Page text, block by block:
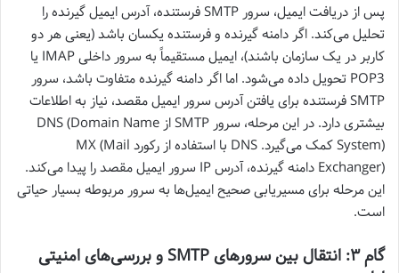
پس از دریافت ایمیل، سرور SMTP فرستنده، آدرس ایمیل گیرنده را
تحلیل می‌کند. اگر دامنه گیرنده و فرستنده یکسان باشد (یعنی هر دو
کاربر در یک سازمان باشند)، ایمیل مستقیماً به سرور داخلی IMAP یا
POP3 تحویل داده می‌شود. اما اگر دامنه گیرنده متفاوت باشد، سرور
SMTP فرستنده برای یافتن آدرس سرور ایمیل مقصد، نیاز به اطلاعات
بیشتری دارد. در این مرحله، سرور SMTP از DNS (Domain Name
System) کمک می‌گیرد. DNS با استفاده از رکورد MX (Mail
Exchanger) دامنه گیرنده، آدرس IP سرور ایمیل مقصد را پیدا می‌کند.
این مرحله برای مسیریابی صحیح ایمیل‌ها به سرور مربوطه بسیار حیاتی
است.
گام ۳: انتقال بین سرورهای SMTP و بررسی‌های امنیتی